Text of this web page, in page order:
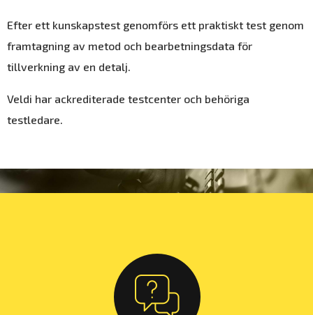
Efter ett kunskapstest genomförs ett praktiskt test genom
framtagning av metod och bearbetningsdata för
tillverkning av en detalj.
Veldi har ackrediterade testcenter och behöriga
testledare.